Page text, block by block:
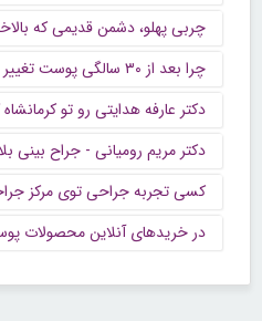
چربی پهلو، دشمن قدیمی که
چرا بعد از ۳۰ سالگی پوست تغییر می‌کند؟
دکتر عارفه هدایتی رو تو
دکتر مریم رومیانی - جراح بینی
کسی تجربه جراحی توی مرکز
در خریدهای آنلاین محصولات